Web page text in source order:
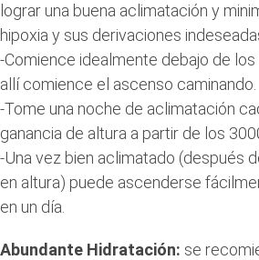
lograr una buena aclimatación y
hipoxia y sus derivaciones
-Comience idealmente debajo de
allí comience el ascenso caminando.
-Tome una noche de aclimatación
ganancia de altura a partir de los
-Una vez bien aclimatado (después
en altura) puede ascenderse
en un día.
Abundante Hidratación: se